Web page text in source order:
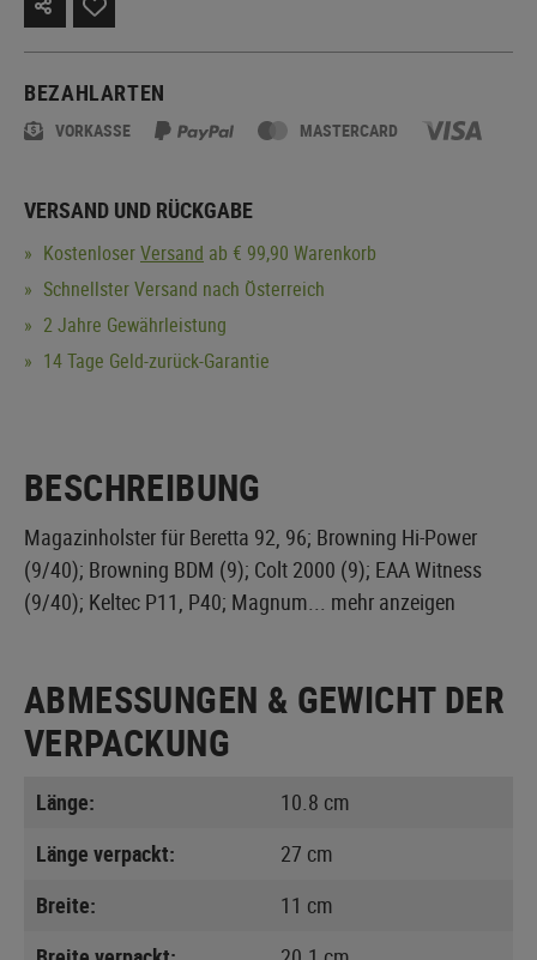
BEZAHLARTEN
VORKASSE MASTERCARD
VERSAND UND RÜCKGABE
KostenloserVersand ab € 99,90 Warenkorb
Schnellster Versand nach Österreich
2 Jahre Gewährleistung
14 Tage Geld-zurück-Garantie
BESCHREIBUNG
Magazinholster für Beretta 92, 96; Browning Hi-Power
(9/40); Browning BDM (9); Colt 2000 (9); EAA Witness
(9/40); Keltec P11, P40; Magnum... mehr anzeigen
ABMESSUNGEN & GEWICHT DER
VERPACKUNG
Länge:
10.8 cm
Länge verpackt:
27 cm
Breite:
11 cm